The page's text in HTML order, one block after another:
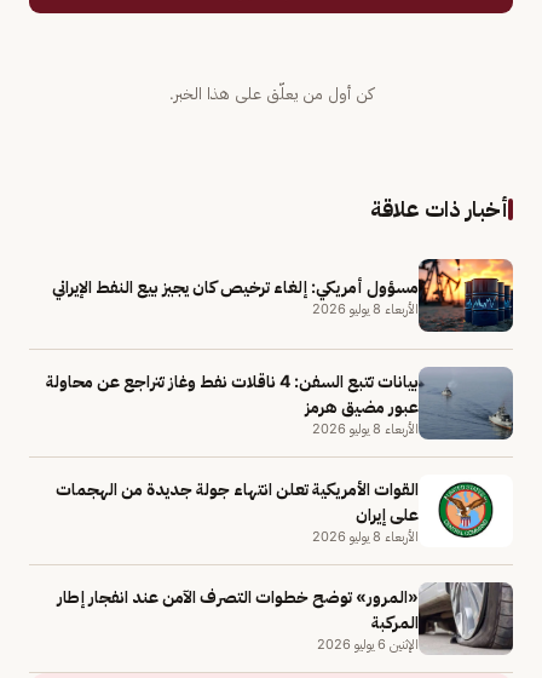
كن أول من يعلّق على هذا الخبر.
أخبار ذات علاقة
مسؤول أمريكي: إلغاء ترخيص كان يجيز بيع النفط الإيراني
الأربعاء 8 يوليو 2026
بيانات تتبع السفن: 4 ناقلات نفط وغاز تتراجع عن محاولة
عبور مضيق هرمز
الأربعاء 8 يوليو 2026
القوات الأمريكية تعلن انتهاء جولة جديدة من الهجمات
على إيران
الأربعاء 8 يوليو 2026
«المرور» توضح خطوات التصرف الآمن عند انفجار إطار
المركبة
الإثنين 6 يوليو 2026